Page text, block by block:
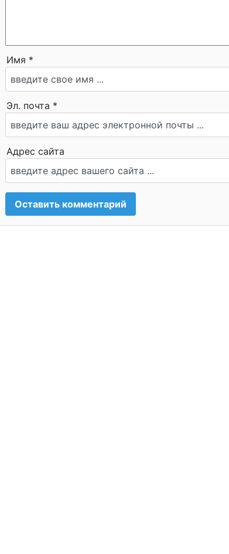
Имя *
Эл. почта *
Адрес сайта